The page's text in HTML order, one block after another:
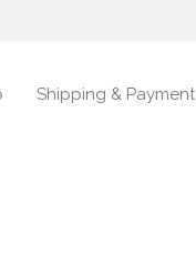
Shipping & Payment